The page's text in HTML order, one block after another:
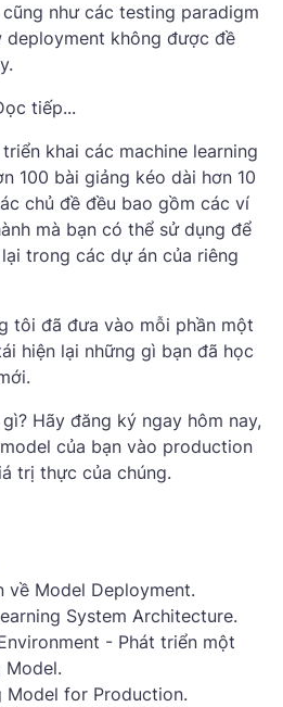
như các testing paradigm
deployment không được đề
tiếp...
khai các machine learning
100 bài giảng kéo dài hơn 10
chủ đề đều bao gồm các ví
mà bạn có thể sử dụng để
trong các dự án của riêng
tôi đã đưa vào mỗi phần một
hiện lại những gì bạn đã học
Hãy đăng ký ngay hôm nay,
của bạn vào production
trị thực của chúng.
về Model Deployment.
System Architecture.
- Phát triển một
Model.
for Production.